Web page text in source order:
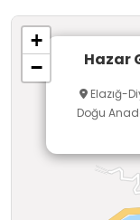
çevresel
okul dışı
alan
bilgilerini
pekiştirme
Hazar
Elazığ-
Doğu
+
−